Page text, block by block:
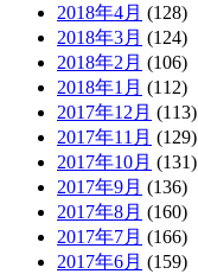
2018年4月 (128)
2018年3月 (124)
2018年2月 (106)
2018年1月 (112)
2017年12月 (113)
2017年11月 (129)
2017年10月 (131)
2017年9月 (136)
2017年8月 (160)
2017年7月 (166)
2017年6月 (159)